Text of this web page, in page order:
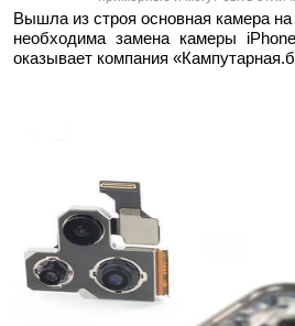
Вышла из строя основная камера
необходима замена камеры
оказывает компания